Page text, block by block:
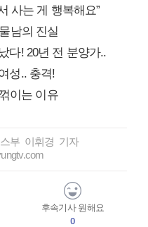
사는 게 행복해요”
남의 진실
다! 20년 전 분양가..
성.. 충격!
이는 이유
부 이휘경 기자
후속기사 원해요
0